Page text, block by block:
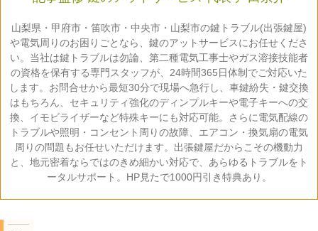
山梨県・甲府市・笛吹市・中央市・山梨市の鍵トラブル(出張鍵屋)
や電気周りのお困りごとなら、鍵のアットサービスにお任せくださ
い。当社は鍵トラブルは勿論、第二種電気工事士やガス溶接技能者
の資格を保有する専門スタッフが、24時間365日体制でご対応いた
します。お問合せから最短30分で現場へ急行し、車鍵紛失・鍵交換
はもちろん、セキュリティ強化のディンプルキーや電子キーへの交
換、イモビライザーなど特殊キーにも対応可能。さらに電気配線の
トラブルや照明・コンセント周りの故障、エアコン・換気扇の電気
周りの問題もお任せいただけます。出張鍵屋だからこその機動力
と、地元密着ならではのきめ細かい対応で、あらゆるトラブルをト
ータルサポート。HP見たで1000円引き特典あり。